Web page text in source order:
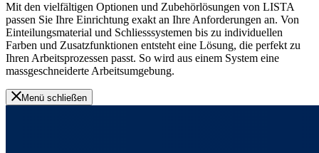
Mit den vielfältigen Optionen und Zubehörlösungen von LISTA
passen Sie Ihre Einrichtung exakt an Ihre Anforderungen an. Von
Einteilungsmaterial und Schliesssystemen bis zu individuellen
Farben und Zusatzfunktionen entsteht eine Lösung, die perfekt zu
Ihren Arbeitsprozessen passt. So wird aus einem System eine
massgeschneiderte Arbeitsumgebung.
Menü schließen